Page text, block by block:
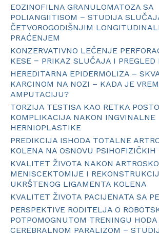
EOZINOFILNA GRANULOMATOZA SA
POLIANGIITISOM − STUDIJA
ČETVOROGODIŠNJIM
PRAĆENJEM
KONZERVATIVNO LEČENJE
KESE − PRIKAZ SLUČAJA I PREGLED
HEREDITARNA EPIDERMOLIZA –
KARCINOM NA NOZI – KADA JE
AMPUTACIJU?
TORZIJA TESTISA KAO RETKA
KOMPLIKACIJA NAKON INGVINALNE
HERNIOPLASTIKE
PREDIKCIJA ISHODA TOTALNE
KOLENA NA OSNOVU PSIHOFIZIČKIH
KVALITET ŽIVOTA NAKON
MENISCEKTOMIJE I
UKRŠTENOG LIGAMENTA KOLENA
KVALITET ŽIVOTA PACIJENATA SA
PERSPEKTIVE RODITELJA O
POTPOMOGNUTOM TRENINGU
CEREBRALNOM PARALIZOM −